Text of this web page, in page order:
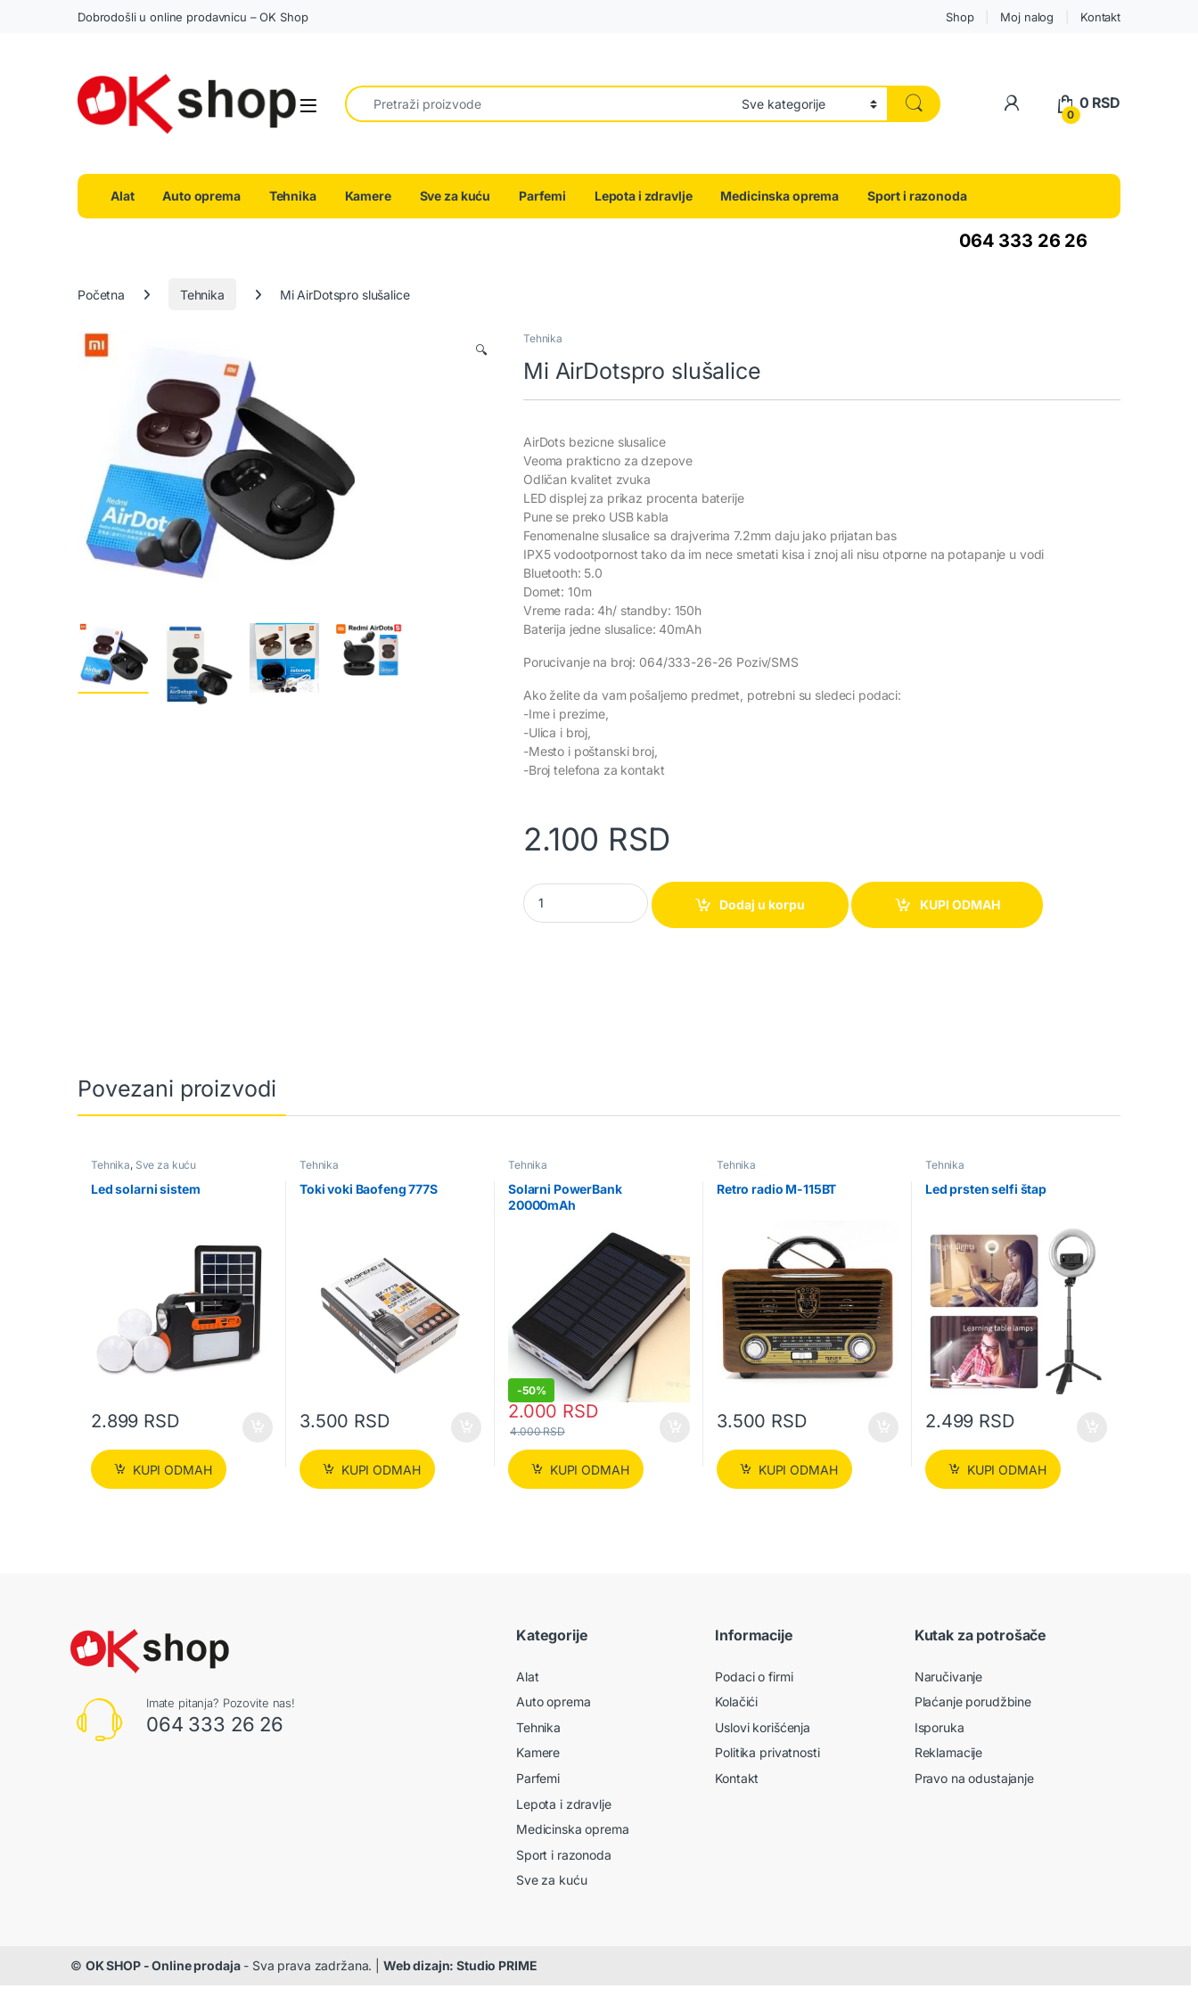
Dobrodošli u online prodavnicu – OK Shop Shop Moj nalog Kontakt
Search for:
0
0 RSD
Alat Auto oprema Tehnika Kamere Sve za kuću Parfemi Lepota i zdravlje Medicinska oprema Sport i razonoda
064 333 26 26
Početna Tehnika Mi AirDotspro slušalice
🔍
Tehnika
Mi AirDotspro slušalice
AirDots bezicne slusalice
Veoma prakticno za dzepove
Odličan kvalitet zvuka
LED displej za prikaz procenta baterije
Pune se preko USB kabla
Fenomenalne slusalice sa drajverima 7.2mm daju jako prijatan bas
IPX5 vodootpornost tako da im nece smetati kisa i znoj ali nisu otporne na potapanje u vodi
Bluetooth: 5.0
Domet: 10m
Vreme rada: 4h/ standby: 150h
Baterija jedne slusalice: 40mAh
Porucivanje na broj: 064/333-26-26 Poziv/SMS
Ako želite da vam pošaljemo predmet, potrebni su sledeci podaci:
-Ime i prezime,
-Ulica i broj,
-Mesto i poštanski broj,
-Broj telefona za kontakt
2.100 RSD
Mi AirDotspro slušalice quantity
Dodaj u korpu
KUPI ODMAH
Povezani proizvodi
Tehnika, Sve za kuću
Led solarni sistem
2.899 RSD
KUPI ODMAH
Tehnika
Toki voki Baofeng 777S
3.500 RSD
KUPI ODMAH
Tehnika
Solarni PowerBank
20000mAh
-50%
2.000 RSD
4.000RSD
KUPI ODMAH
Tehnika
Retro radio M-115BT
3.500 RSD
KUPI ODMAH
Tehnika
Led prsten selfi štap
2.499 RSD
KUPI ODMAH
Imate pitanja? Pozovite nas!
064 333 26 26
Kategorije
Alat
Auto oprema
Tehnika
Kamere
Parfemi
Lepota i zdravlje
Medicinska oprema
Sport i razonoda
Sve za kuću
Informacije
Podaci o firmi
Kolačići
Uslovi korišćenja
Politika privatnosti
Kontakt
Kutak za potrošače
Naručivanje
Plaćanje porudžbine
Isporuka
Reklamacije
Pravo na odustajanje
© OK SHOP - Online prodaja- Sva prava zadržana. | Web dizajn: Studio PRIME